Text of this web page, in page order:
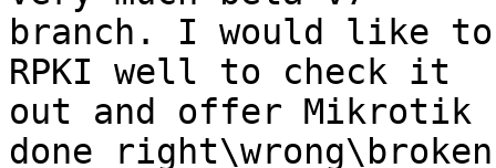
branch. I would like
RPKI well to check it
out and offer Mikrotik
done